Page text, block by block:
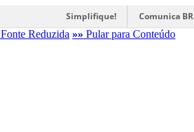
Simplifique! Comunica BR
Fonte Reduzida »» Pular para Conteúdo